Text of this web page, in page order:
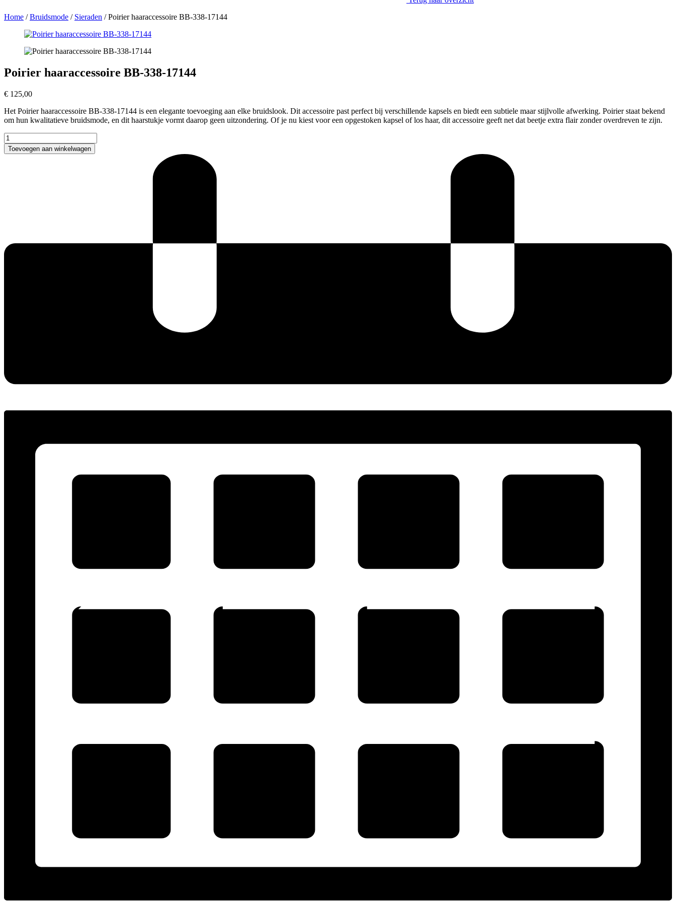
Home /Bruidsmode / Sieraden /Poirier haaraccessoire BB-338-17144
Poirier haaraccessoire BB-338-17144
€ 125,00
Het Poirier haaraccessoire BB-338-17144 is een elegante toevoeging aan elke bruidslook. Dit accessoire past perfect bij verschillende kapsels en biedt een subtiele maar stijlvolle afwerking. Poirier staat bekend
om hun kwalitatieve bruidsmode, en dit haarstukje vormt daarop geen uitzondering. Of je nu kiest voor een opgestoken kapsel of los haar, dit accessoire geeft net dat beetje extra flair zonder overdreven te zijn.
Poirier
haaraccessoire
BB-
Toevoegen aan winkelwagen